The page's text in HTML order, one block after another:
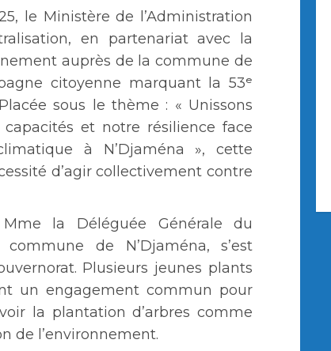
le Ministère de l’Administration
en partenariat avec la
auprès de la commune de
citoyenne marquant la 53ᵉ
sous le thème : « Unissons
et notre résilience face
à N’Djaména », cette
d’agir collectivement contre
la Déléguée Générale du
de N’Djaména, s’est
Plusieurs jeunes plants
un engagement commun pour
la plantation d’arbres comme
de l’environnement.